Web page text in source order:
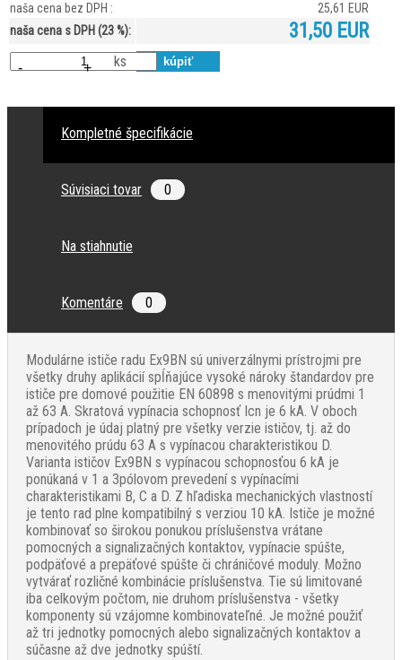
naša cena bez DPH :
25,61 EUR
naša cena s DPH (23 %):
31,50 EUR
- + ks
Kompletné špecifikácie
Súvisiaci tovar 0
Na stiahnutie
Komentáre 0
Modulárne ističe radu Ex9BN sú univerzálnymi prístrojmi pre
všetky druhy aplikácií spĺňajúce vysoké nároky štandardov pre
ističe pre domové použitie EN 60898 s menovitými prúdmi 1
až 63 A. Skratová vypínacia schopnosť Icn je 6 kA. V oboch
prípadoch je údaj platný pre všetky verzie ističov, tj. až do
menovitého prúdu 63 A s vypínacou charakteristikou D.
Varianta ističov Ex9BN s vypínacou schopnosťou 6 kA je
ponúkaná v 1 a 3pólovom prevedení s vypínacími
charakteristikami B, C a D. Z hľadiska mechanických vlastností
je tento rad plne kompatibilný s verziou 10 kA. Ističe je možné
kombinovať so širokou ponukou príslušenstva vrátane
pomocných a signalizačných kontaktov, vypínacie spúšte,
podpäťové a prepäťové spúšte či chráničové moduly. Možno
vytvárať rozličné kombinácie príslušenstva. Tie sú limitované
iba celkovým počtom, nie druhom príslušenstva - všetky
komponenty sú vzájomne kombinovateľné. Je možné použiť
až tri jednotky pomocných alebo signalizačných kontaktov a
súčasne až dve jednotky spúští.